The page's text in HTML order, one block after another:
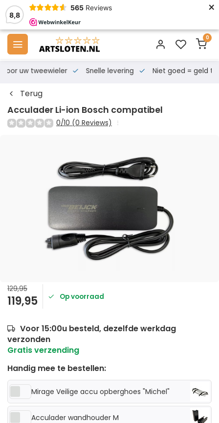
8,8
565 Reviews ×
0
voor uw tweewieler Snelle levering Niet goed = geld
Terug
Acculader Li-ion Bosch compatibel
0/10 (0 Reviews)
129,95
119,95 Op voorraad
Voor 15:00u besteld, dezelfde werkdag
verzonden
Gratis verzending
Handig mee te bestellen:
Mirage Veilige accu opberghoes "Michel"
Acculader wandhouder M